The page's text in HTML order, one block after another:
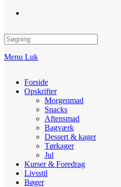
website
search
Menu Luk
Forside
Opskrifter
Morgenmad
Snacks
Aftensmad
Bagværk
Dessert & kager
Tørkager
Jul
Kurser & Foredrag
Livsstil
Bøger